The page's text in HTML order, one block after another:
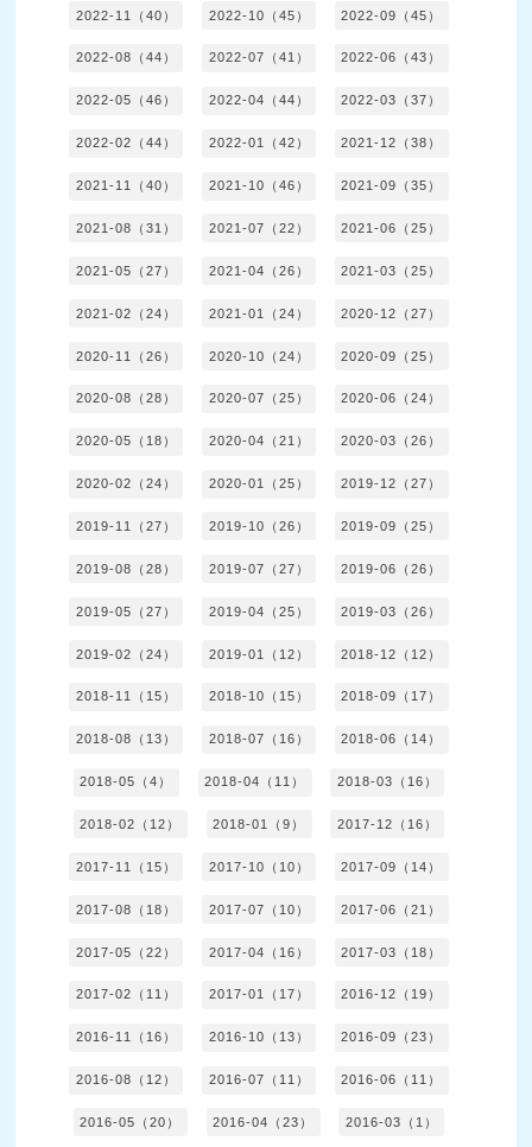
2022-11（40） 2022-10（45） 2022-09（45）
2022-08（44） 2022-07（41） 2022-06（43）
2022-05（46） 2022-04（44） 2022-03（37）
2022-02（44） 2022-01（42） 2021-12（38）
2021-11（40） 2021-10（46） 2021-09（35）
2021-08（31） 2021-07（22） 2021-06（25）
2021-05（27） 2021-04（26） 2021-03（25）
2021-02（24） 2021-01（24） 2020-12（27）
2020-11（26） 2020-10（24） 2020-09（25）
2020-08（28） 2020-07（25） 2020-06（24）
2020-05（18） 2020-04（21） 2020-03（26）
2020-02（24） 2020-01（25） 2019-12（27）
2019-11（27） 2019-10（26） 2019-09（25）
2019-08（28） 2019-07（27） 2019-06（26）
2019-05（27） 2019-04（25） 2019-03（26）
2019-02（24） 2019-01（12） 2018-12（12）
2018-11（15） 2018-10（15） 2018-09（17）
2018-08（13） 2018-07（16） 2018-06（14）
2018-05（4） 2018-04（11） 2018-03（16）
2018-02（12） 2018-01（9） 2017-12（16）
2017-11（15） 2017-10（10） 2017-09（14）
2017-08（18） 2017-07（10） 2017-06（21）
2017-05（22） 2017-04（16） 2017-03（18）
2017-02（11） 2017-01（17） 2016-12（19）
2016-11（16） 2016-10（13） 2016-09（23）
2016-08（12） 2016-07（11） 2016-06（11）
2016-05（20） 2016-04（23） 2016-03（1）